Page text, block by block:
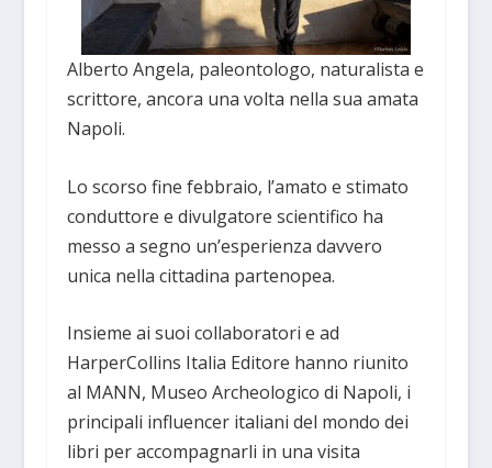
Alberto Angela, paleontologo, naturalista e
scrittore, ancora una volta nella sua amata
Napoli.
Lo scorso fine febbraio, l’amato e stimato
conduttore e divulgatore scientifico ha
messo a segno un’esperienza davvero
unica nella cittadina partenopea.
Insieme ai suoi collaboratori e ad
HarperCollins Italia Editore hanno riunito
al MANN, Museo Archeologico di Napoli, i
principali influencer italiani del mondo dei
libri per accompagnarli in una visita